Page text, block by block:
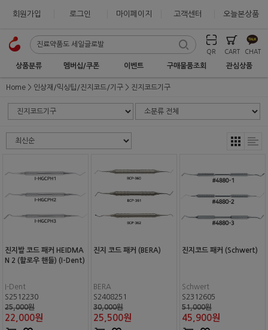
회원가입 로그인 마이페이지 고객센터 오늘본상품
QR CART CHAT
상품분류 멤버십/쿠폰 이벤트 구매물품조회 관심상품
Home 인상재/믹싱팁/진지코드/기구 진지코드기구
진지발 코드 패커 HEIDMA
N 2 (할로우 핸들) (I-Dent)
I-Dent
S2512230
25,000원
22,000원
진지 코드 패커 (BERA)
BERA
S2408251
30,000원
25,500원
진지코드 패커 (Schwert)
Schwert
S2312605
51,000원
45,900원